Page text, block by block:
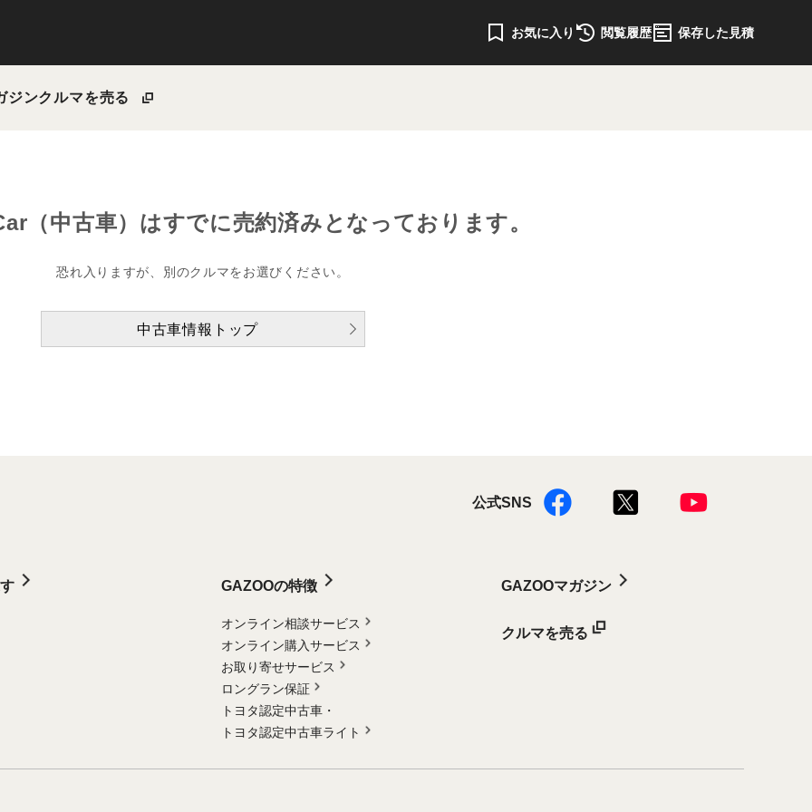
お気に入り 閲覧履歴 保存した見積
ジンクルマを売る
（中古車）はすでに売約済みとなっております。
恐れ入りますが、別のクルマをお選びください。
中古車情報トップ
公式SNS
GAZOOの特徴
オンライン相談サービス
オンライン購入サービス
お取り寄せサービス
ロングラン保証
トヨタ認定中古車・
トヨタ認定中古車ライト
GAZOOマガジン
クルマを売る